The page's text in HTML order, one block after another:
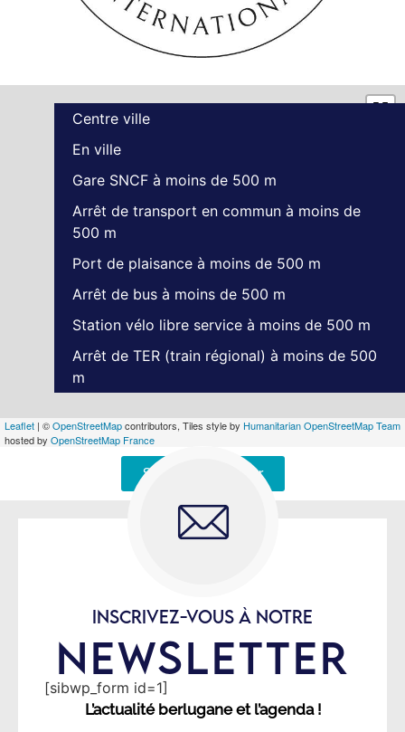
Leaflet | ©OpenStreetMapcontributors, Tiles style by Humanitarian OpenStreetMap Team
hosted by OpenStreetMap France
Centre ville
En ville
Gare SNCF à moins de 500 m
Arrêt de transport en commun à moins de
500 m
Port de plaisance à moins de 500 m
Arrêt de bus à moins de 500 m
Station vélo libre service à moins de 500 m
Arrêt de TER (train régional) à moins de 500
m
Signaler une erreur
INSCRIVEZ-VOUS À NOTRE
NEWSLETTER
[sibwp_form id=1]
L’actualité berlugane et l’agenda !